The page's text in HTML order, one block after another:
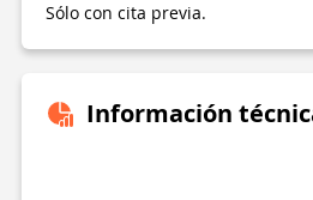
Sólo con cita previa.
Información